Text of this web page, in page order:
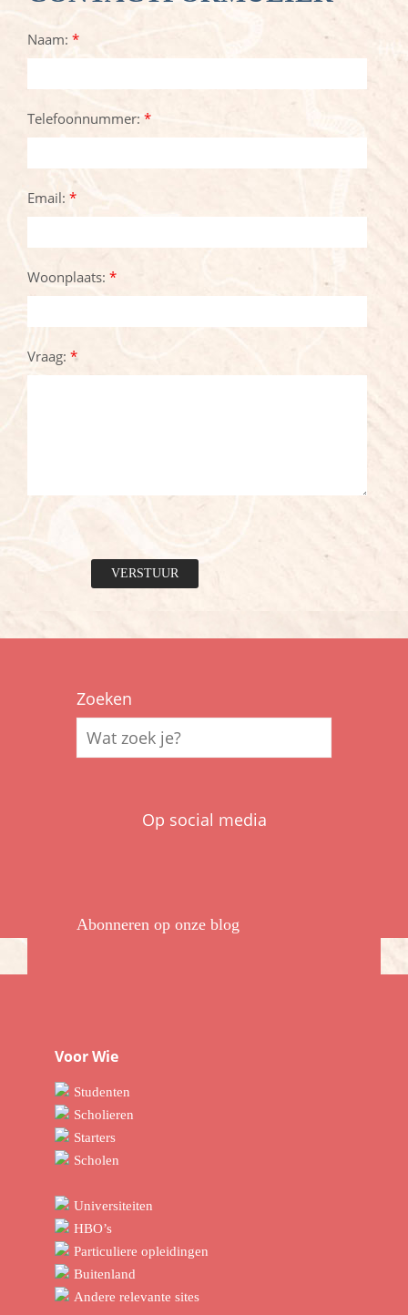
Naam: *
Telefoonnummer: *
Email: *
Woonplaats: *
Vraag: *
Zoeken
Op social media
Abonneren op onze blog
Voor Wie
Studenten
Scholieren
Starters
Scholen
Universiteiten
HBO’s
Particuliere opleidingen
Buitenland
Andere relevante sites